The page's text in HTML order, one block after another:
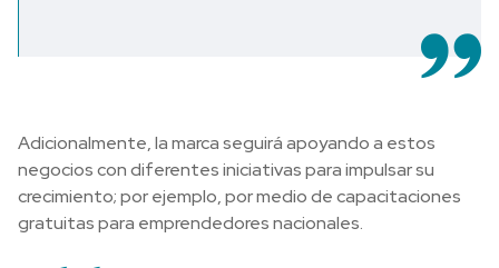
Adicionalmente, la marca seguirá apoyando a estos
negocios con diferentes iniciativas para impulsar su
crecimiento; por ejemplo, por medio de capacitaciones
gratuitas para emprendedores nacionales.